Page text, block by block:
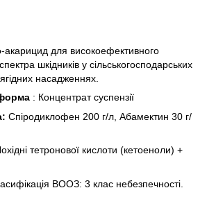
акарицид для високоефективного
шкідників у сільськогосподарських
насадженнях.
: Концентрат суспензії
Спіродиклофен 200 г/л, Абамектин 30 г/
тетронової кислоти (кетоеноли) +
ВООЗ: 3 клас небезпечності.